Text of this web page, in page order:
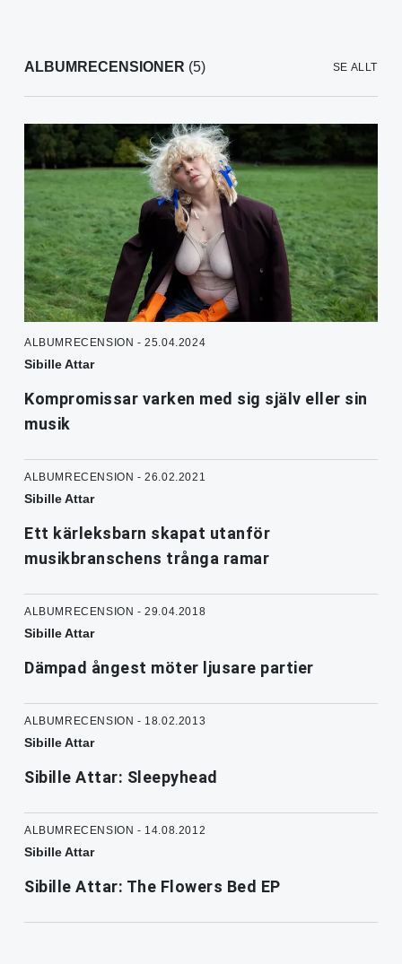
ALBUMRECENSIONER (5) SE ALLT
ALBUMRECENSION - 25.04.2024
Sibille Attar
Kompromissar varken med sig själv eller sin
musik
ALBUMRECENSION - 26.02.2021
Sibille Attar
Ett kärleksbarn skapat utanför
musikbranschens trånga ramar
ALBUMRECENSION - 29.04.2018
Sibille Attar
Dämpad ångest möter ljusare partier
ALBUMRECENSION - 18.02.2013
Sibille Attar
Sibille Attar: Sleepyhead
ALBUMRECENSION - 14.08.2012
Sibille Attar
Sibille Attar: The Flowers Bed EP